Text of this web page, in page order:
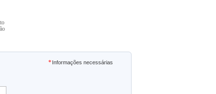
Informações necessárias